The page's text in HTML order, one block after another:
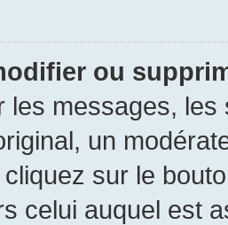
ou
les messages,
un
cliquez sur le
celui auquel est